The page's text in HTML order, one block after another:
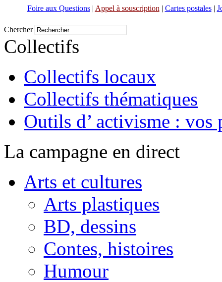
Foire aux Questions| Appel à souscription | Cartes postales|
Chercher
Collectifs
Collectifs locaux
Collectifs thématiques
Outils d’ activisme : vos
La campagne en direct
Arts et cultures
Arts plastiques
BD, dessins
Contes, histoires
Humour